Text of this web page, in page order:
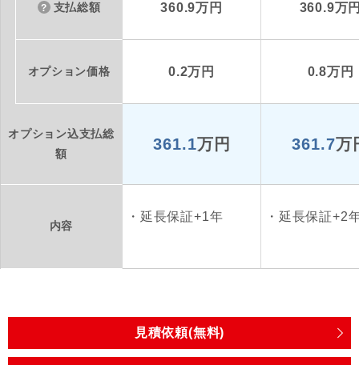
支払総額 360.9万円 360.9万
オプション価格 0.2万円 0.8万円
オプション込支払総
額
361.1万円 361.7万
内容
延長保証+1年 延長保証+2
見積依頼(無料)